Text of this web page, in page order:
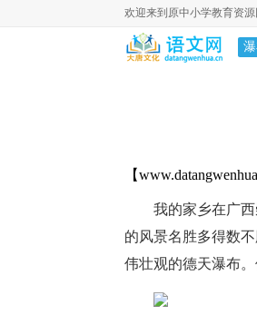
欢迎来到原中小学教育资源
【
我的家乡在广
的风景名胜多得数
伟壮观的德天瀑布